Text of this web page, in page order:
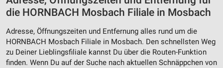
die HORNBACH Mosbach Filiale in Mosbach
Adresse, Öffnungszeiten und Entfernung alles rund um die
HORNBACH Mosbach Filiale in Mosbach. Den schnellsten Weg
zu Deiner Lieblingsfiliale kannst Du über die Routen-Funktion
finden. Wenn Du auf der Suche nach aktuellen Schnäppchen von
Werbeanzeigen
Werbung
Verwendung von Profilen zur Auswahl
personalisierter Werbung